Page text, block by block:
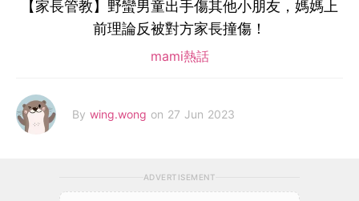
【家長管教】野蠻男童出手傷其他小朋友，媽媽上
前理論反被對方家長撞傷！
mami熱話
By wing.wong on 27 Jun 2023
ADVERTISEMENT